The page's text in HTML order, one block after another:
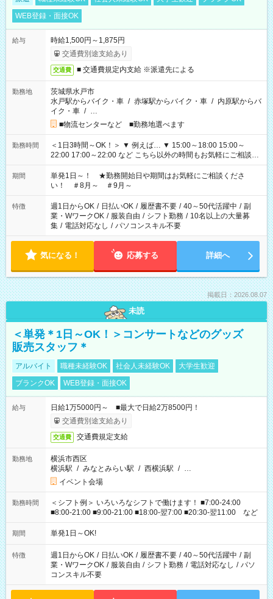
WEB登録・面接OK
給与
時給1,500円～1,875円
交通費別途支給あり
交通費 ■ 交通費規定内支給 ※派遣先による
勤務地
茨城県水戸市
水戸駅からバイク・車 / 赤塚駅からバイク・車 / 内原駅からバ
イク・車 / …
■物流センターなど ■勤務地選べます
勤務時間
＜1日3時間～OK！＞ ▼ 例えば… ▼ 15:00～18:00 15:00～
22:00 17:00～22:00 など こちら以外の時間もお気軽にご相談く
ださい！
期間
単発1日～！ ★勤務開始日や期間はお気軽にご相談くださ
い！ ＃8月～ ＃9月～
特徴 週1日からOK / 日払いOK / 履歴書不要 / 40～50代活躍中 / 副
業・WワークOK / 服装自由 / シフト勤務 / 10名以上の大量募
集 / 電話対応なし / パソコンスキル不要
気になる！ 応募する 詳細へ
掲載日：2026.08.07
未読
＜単発＊1日～OK！＞コンサートなどのグッズ
販売スタッフ＊
アルバイト 職種未経験OK 社会人未経験OK
大学生歓迎
ブランクOK
WEB登録・面接OK
給与
日給1万5000円～ ■最大で日給2万8500円！
交通費別途支給あり
交通費 交通費規定支給
勤務地
横浜市西区
横浜駅 / みなとみらい駅 / 西横浜駅 / …
イベント会場
勤務時間
＜シフト例＞ いろいろなシフトで働けます！ ■7:00-24:00
■8:00-21:00 ■9:00-21:00 ■18:00-翌7:00 ■20:30-翌11:00 など
期間 単発1日～OK!
特徴 週1日からOK / 日払いOK / 履歴書不要 / 40～50代活躍中 / 副
業・WワークOK / 服装自由 / シフト勤務 / 電話対応なし / パソ
コンスキル不要